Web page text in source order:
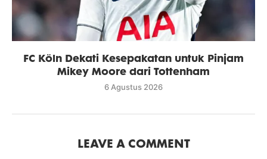
FC Köln Dekati Kesepakatan untuk Pinjam
Mikey Moore dari Tottenham
6 Agustus 2026
LEAVE A COMMENT